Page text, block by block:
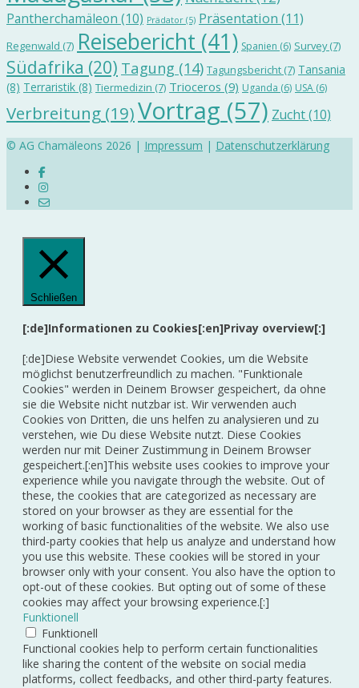
Pantherchamäleon (10) Prädator (5) Präsentation (11)
Regenwald (7) Reisebericht (41) Spanien (6) Survey(7)
Südafrika (20) Tagung (14) Tagungsbericht (7) Tansania
(8) Terraristik (8) Tiermedizin (7) Trioceros (9) Uganda (6) USA (6)
Verbreitung (19)Vortrag (57) Zucht(10)
© AG Chamäleons 2026 | Impressum | Datenschutzerklärung
Schließen
[:de]Informationen zu Cookies[:en]Privay overview[:]
[:de]Diese Website verwendet Cookies, um die Website
möglichst benutzerfreundlich zu machen. "Funktionale
Cookies" werden in Deinem Browser gespeichert, da ohne
sie die Website nicht nutzbar ist. Wir verwenden auch
Cookies von Dritten, die uns helfen zu analysieren und zu
verstehen, wie Du diese Website nutzt. Diese Cookies
werden nur mit Deiner Zustimmung in Deinem Browser
gespeichert.[:en]This website uses cookies to improve your
experience while you navigate through the website. Out of
these, the cookies that are categorized as necessary are
stored on your browser as they are essential for the
working of basic functionalities of the website. We also use
third-party cookies that help us analyze and understand how
you use this website. These cookies will be stored in your
browser only with your consent. You also have the option to
opt-out of these cookies. But opting out of some of these
cookies may affect your browsing experience.[:]
Funktionell
Funktionell
Functional cookies help to perform certain functionalities
like sharing the content of the website on social media
platforms, collect feedbacks, and other third-party features.